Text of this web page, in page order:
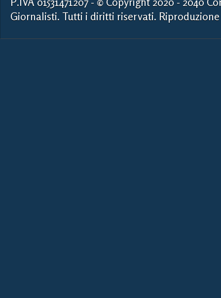
Giornalisti. Tutti i diritti riservati.